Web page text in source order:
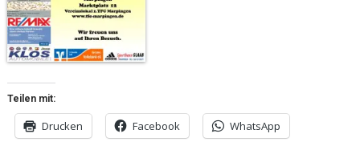
Teilen mit:
Drucken Facebook WhatsApp